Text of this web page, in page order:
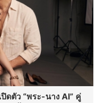
ดตัว “พระ-นาง AI” คู่